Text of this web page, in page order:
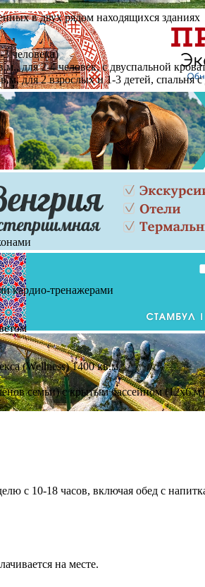
в двух рядом находящихся зданиях
человека)
для 2-4 человек, с двуспальной
для 2 взрослых и 1-3 детей, спальня
кардио-тренажерами
(Wellness) 1400 кв.м.
семьи) с крытым бассейном (12х6
с 10-18 часов, включая обед с
на месте.